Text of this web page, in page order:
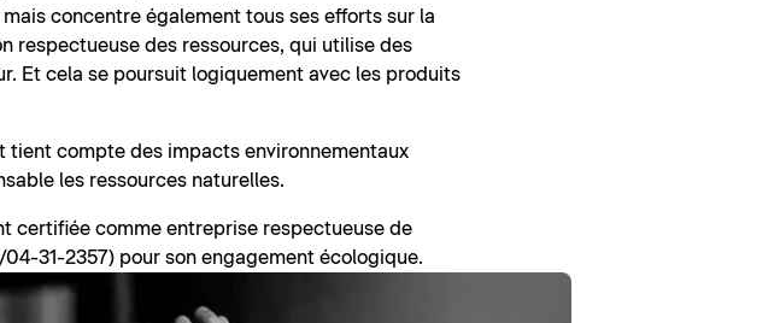
concentre également tous ses efforts sur la
respectueuse des ressources, qui utilise des
Et cela se poursuit logiquement avec les produits
tient compte des impacts environnementaux
les ressources naturelles.
certifiée comme entreprise respectueuse de
04-31-2357) pour son engagement écologique.